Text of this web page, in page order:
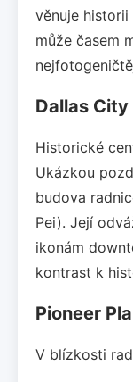
věnuje historii
může časem
Dallas
Historické
Ukázkou
budova
Pei). Její
ikonám
kontrast k
Pioneer
V blízkosti